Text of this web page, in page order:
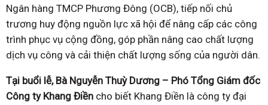
Ngân hàng TMCP Phương Đông (OCB), tiếp nối chủ
trương huy động nguồn lực xã hội để nâng cấp các công
trình phục vụ cộng đồng, góp phần nâng cao chất lượng
dịch vụ công và cải thiện chất lượng sống của người dân.
Tại buổi lễ, Bà Nguyễn Thuỳ Dương – Phó Tổng Giám đốc
Công ty Khang Điền cho biết Khang Điền là công ty đại